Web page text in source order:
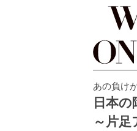
あの負け
日本
～片足